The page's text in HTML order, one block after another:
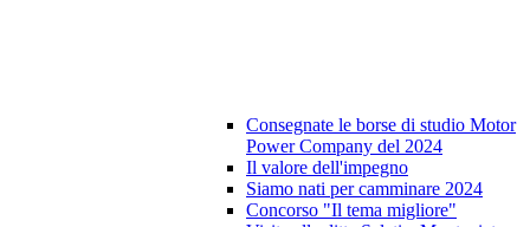
Consegnate le borse di studio Motor
Power Company del 2024
Il valore dell'impegno
Siamo nati per camminare 2024
Concorso "Il tema migliore"